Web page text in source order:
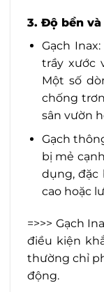
3. Độ bền
Gạch
trầy xước
Một số
chống
sân vườn
Gạch
bị mẻ
dụng, đặc
cao hoặc
=>>> Gạch
điều kiện
thường chỉ
động.